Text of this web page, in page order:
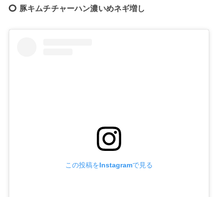
豚キムチチャーハン濃いめネギ増し
この投稿をInstagramで見る